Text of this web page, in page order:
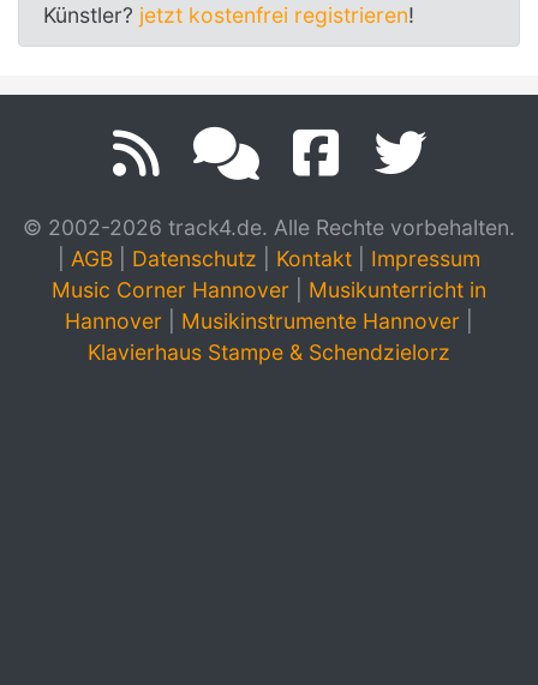
Künstler? jetzt kostenfrei registrieren!
© 2002-2026 track4.de. Alle Rechte vorbehalten.
AGB Datenschutz Kontakt
Impressum
Music Corner Hannover
Musikunterricht in
Hannover
Musikinstrumente Hannover
Klavierhaus Stampe & Schendzielorz